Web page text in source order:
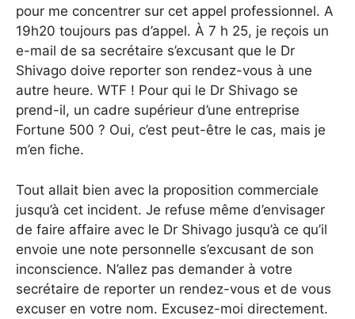
pour me concentrer sur cet appel professionnel. A
19h20 toujours pas d’appel. À 7 h 25, je reçois un
e-mail de sa secrétaire s’excusant que le Dr
Shivago doive reporter son rendez-vous à une
autre heure. WTF ! Pour qui le Dr Shivago se
prend-il, un cadre supérieur d’une entreprise
Fortune 500 ? Oui, c’est peut-être le cas, mais je
m’en fiche.
Tout allait bien avec la proposition commerciale
jusqu’à cet incident. Je refuse même d’envisager
de faire affaire avec le Dr Shivago jusqu’à ce qu’il
envoie une note personnelle s’excusant de son
inconscience. N’allez pas demander à votre
secrétaire de reporter un rendez-vous et de vous
excuser en votre nom. Excusez-moi directement.